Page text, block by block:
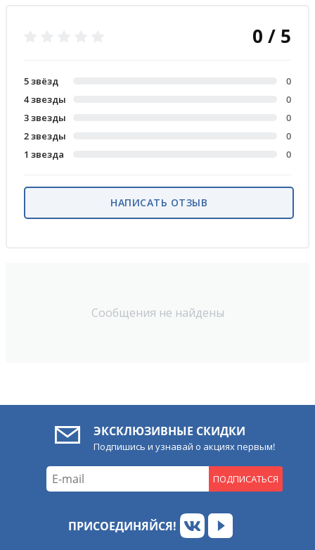
Сообщения не найдены
0 / 5
5 звёзд
0
4 звезды
0
3 звезды
0
2 звезды
0
1 звезда
0
НАПИСАТЬ ОТЗЫВ
ЭКСКЛЮЗИВНЫЕ СКИДКИ
Подпишись и узнавай о акциях первым!
ПОДПИСАТЬСЯ
ПРИСОЕДИНЯЙСЯ!